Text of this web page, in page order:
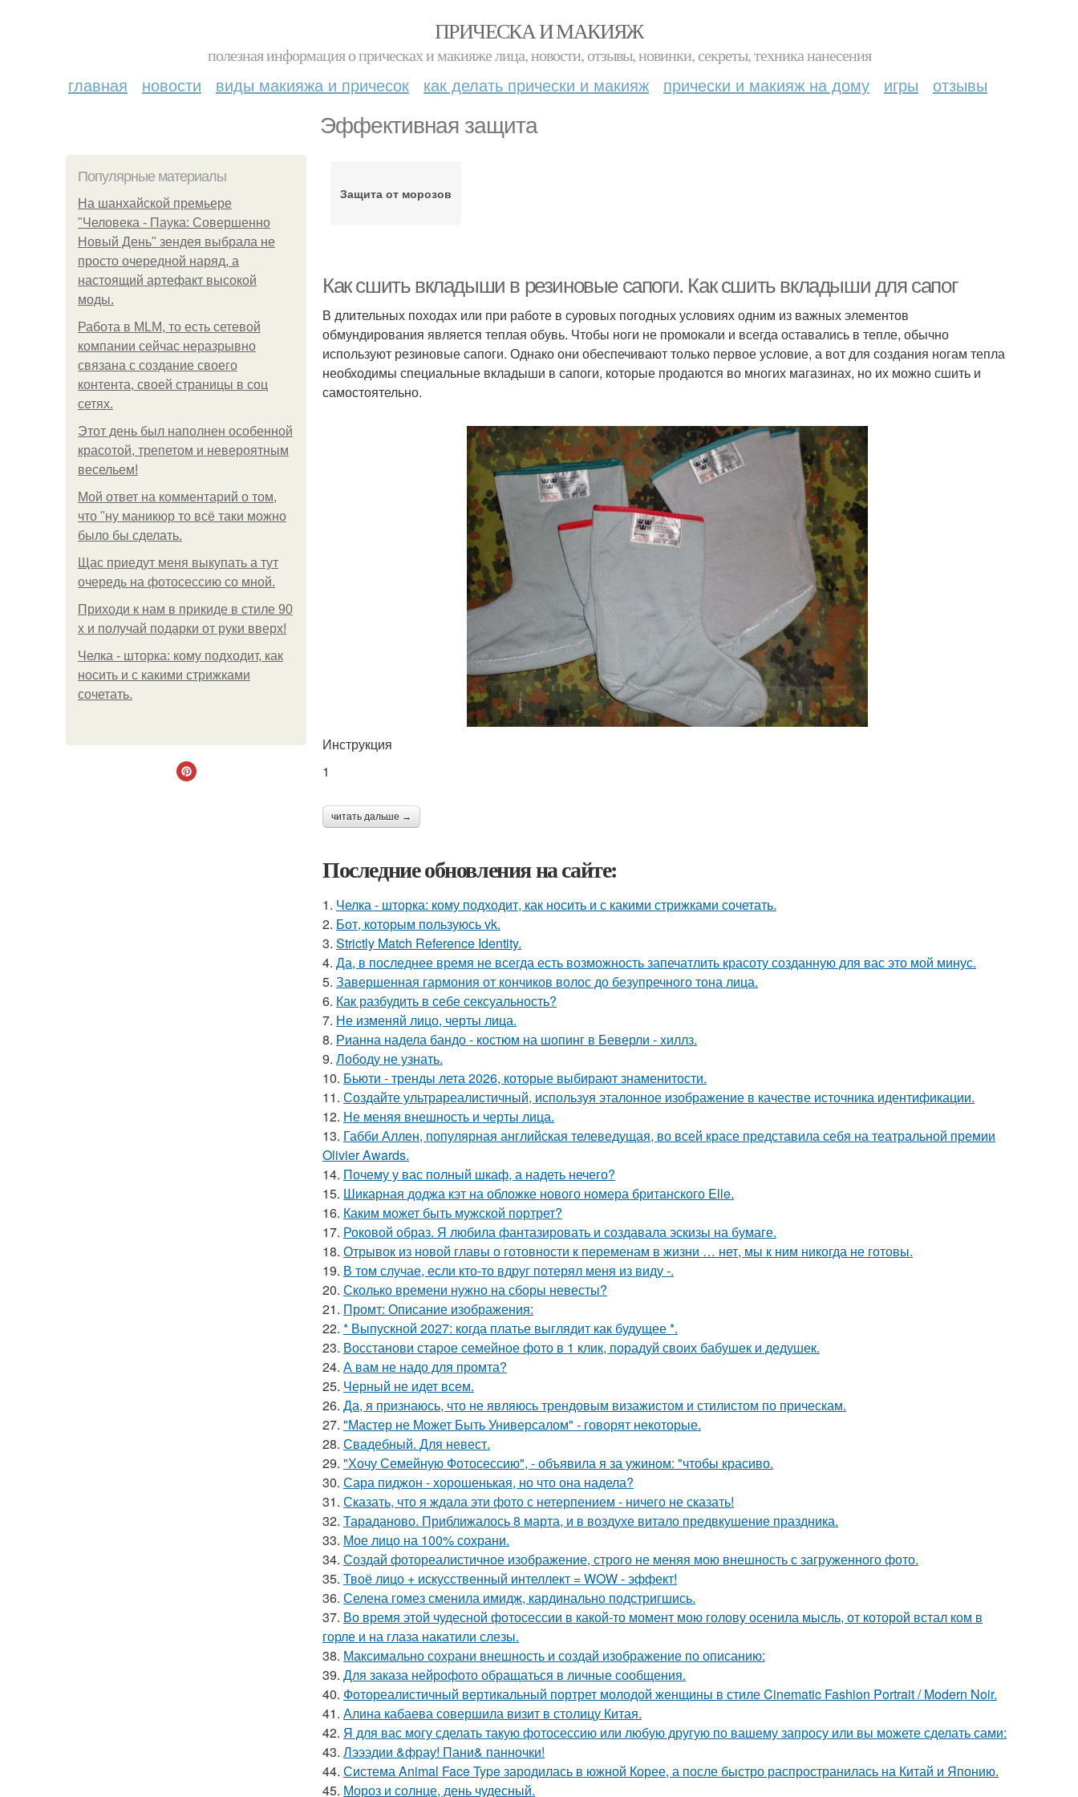
ПРИЧЕСКА И МАКИЯЖ
полезная информация о прическах и макияже лица, новости, отзывы, новинки, секреты, техника нанесения
главная новости виды макияжа и причесок как делать прически и макияж прически и макияж на дому игры отзывы
Эффективная защита
Популярные материалы
На шанхайской премьере
"Человека - Паука: Совершенно
Новый День" зендея выбрала не
просто очередной наряд, а
настоящий артефакт высокой
моды.
Работа в MLM, то есть сетевой
компании сейчас неразрывно
связана с создание своего
контента, своей страницы в соц
сетях.
Этот день был наполнен особенной
красотой, трепетом и невероятным
весельем!
Мой ответ на комментарий о том,
что "ну маникюр то всё таки можно
было бы сделать.
Щас приедут меня выкупать а тут
очередь на фотосессию со мной.
Приходи к нам в прикиде в стиле 90
х и получай подарки от руки вверх!
Челка - шторка: кому подходит, как
носить и с какими стрижками
сочетать.
Защита от морозов
Как сшить вкладыши в резиновые сапоги. Как сшить вкладыши для сапог
В длительных походах или при работе в суровых погодных условиях одним из важных элементов
обмундирования является теплая обувь. Чтобы ноги не промокали и всегда оставались в тепле, обычно
используют резиновые сапоги. Однако они обеспечивают только первое условие, а вот для создания ногам тепла
необходимы специальные вкладыши в сапоги, которые продаются во многих магазинах, но их можно сшить и
самостоятельно.
Инструкция
1
читать дальше →
Последние обновления на сайте:
1. Челка - шторка: кому подходит, как носить и с какими стрижками сочетать.
2. Бот, которым пользуюсь vk.
3. Strictly Match Reference Identity.
4. Да, в последнее время не всегда есть возможность запечатлить красоту созданную для вас это мой минус.
5. Завершенная гармония от кончиков волос до безупречного тона лица.
6. Как разбудить в себе сексуальность?
7. Не изменяй лицо, черты лица.
8. Рианна надела бандо - костюм на шопинг в Беверли - хиллз.
9. Лободу не узнать.
10. Бьюти - тренды лета 2026, которые выбирают знаменитости.
11. Создайте ультрареалистичный, используя эталонное изображение в качестве источника идентификации.
12. Не меняя внешность и черты лица.
13. Габби Аллен, популярная английская телеведущая, во всей красе представила себя на театральной премии
Olivier Awards.
14. Почему у вас полный шкаф, а надеть нечего?
15. Шикарная доджа кэт на обложке нового номера британского Elle.
16. Каким может быть мужской портрет?
17. Роковой образ. Я любила фантазировать и создавала эскизы на бумаге.
18. Отрывок из новой главы о готовности к переменам в жизни … нет, мы к ним никогда не готовы.
19. В том случае, если кто-то вдруг потерял меня из виду -.
20. Сколько времени нужно на сборы невесты?
21. Промт: Описание изображения:
22. * Выпускной 2027: когда платье выглядит как будущее *.
23. Восстанови старое семейное фото в 1 клик, порадуй своих бабушек и дедушек.
24. А вам не надо для промта?
25. Черный не идет всем.
26. Да, я признаюсь, что не являюсь трендовым визажистом и стилистом по прическам.
27. "Мастер не Может Быть Универсалом" - говорят некоторые.
28. Свадебный. Для невест.
29. "Хочу Семейную Фотосессию", - объявила я за ужином: "чтобы красиво.
30. Сара пиджон - хорошенькая, но что она надела?
31. Сказать, что я ждала эти фото с нетерпением - ничего не сказать!
32. Тараданово. Приближалось 8 марта, и в воздухе витало предвкушение праздника.
33. Мое лицо на 100% сохрани.
34. Создай фотореалистичное изображение, строго не меняя мою внешность с загруженного фото.
35. Твоё лицо + искусственный интеллект = WOW - эффект!
36. Селена гомез сменила имидж, кардинально подстригшись.
37. Во время этой чудесной фотосессии в какой-то момент мою голову осенила мысль, от которой встал ком в
горле и на глаза накатили слезы.
38. Максимально сохрани внешность и создай изображение по описанию:
39. Для заказа нейрофото обращаться в личные сообщения.
40. Фотореалистичный вертикальный портрет молодой женщины в стиле Cinematic Fashion Portrait / Modern Noir.
41. Алина кабаева совершила визит в столицу Китая.
42. Я для вас могу сделать такую фотосессию или любую другую по вашему запросу или вы можете сделать сами:
43. Лэээдии &фрау! Пани& панночки!
44. Система Animal Face Type зародилась в южной Корее, а после быстро распространилась на Китай и Японию.
45. Мороз и солнце, день чудесный.